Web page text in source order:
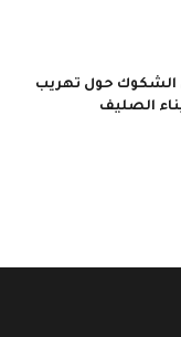
الشكوك حول تهريب
الصليف